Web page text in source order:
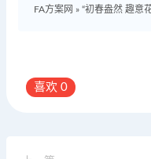
FA方案网 » “初春盎然 趣意
喜欢 0